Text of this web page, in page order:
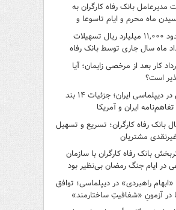
مدیرعامل بانک رفاه کارگران به
ماه محرم و ایام تاسوعا و
پرداخت حدود ۱۱,۰۰۰ میلیارد ریال تسهیلات
ماه سال جاری توسط بانک رفاه
کار بعد از مرخصی زایمان؛ آیا
است؟
فصل نوین در دیپلماسی ایران؛ جزئیات ۱۴ بند
ایران و آمریکا
بانک رفاه کارگران؛ تسریع و تسهیل
مشتریان
بانک رفاه کارگران با سازمان
در ایام جنگ رمضان بی‌نظیر بود
راهبردی» در دیپلماسی؛ توافق
در آزمونِ «شفافیتِ ساختارمند»